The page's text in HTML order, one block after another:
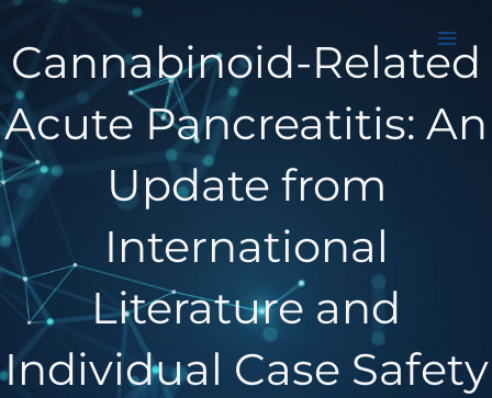
contenu
Cannabinoid-Related
Acute Pancreatitis: An
Update from
International
Literature and
Individual Case Safety